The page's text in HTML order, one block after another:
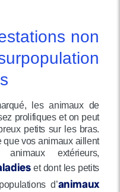
non
les animaux de
prolifiques et on peut
petits sur les bras.
que vos animaux aillent
extérieurs,
et dont les petits
d’animaux